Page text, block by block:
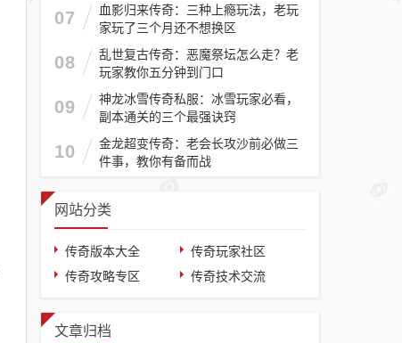
07
血影归来传奇：三种上瘾玩法，老玩
家玩了三个月还不想换区
08
乱世复古传奇：恶魔祭坛怎么走？老
玩家教你五分钟到门口
09
神龙冰雪传奇私服：冰雪玩家必看，
副本通关的三个最强诀窍
10
金龙超变传奇：老会长攻沙前必做三
件事，教你有备而战
网站分类
传奇版本大全
传奇玩家社区
传奇攻略专区
传奇技术交流
文章归档